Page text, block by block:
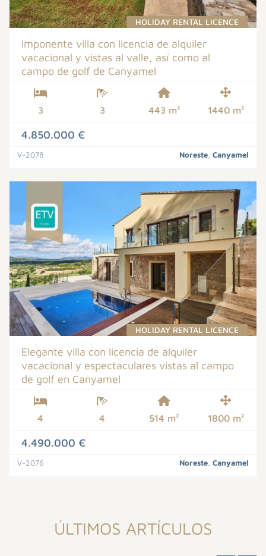
HOLIDAY RENTAL LICENCE
Imponente villa con licencia de alquiler
vacacional y vistas al valle, así como al
campo de golf de Canyamel
3 3 443 m² 1440 m²
4.850.000 €
V-2078 Noreste Canyamel
HOLIDAY RENTAL LICENCE
Elegante villa con licencia de alquiler
vacacional y espectaculares vistas al campo
de golf en Canyamel
4 4 514 m² 1800 m²
4.490.000 €
V-2076 Noreste Canyamel
ÚLTIMOS ARTÍCULOS